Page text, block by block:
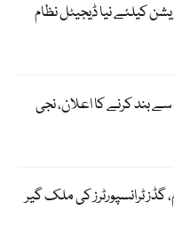
آپریشن کیلئے نیا ڈیجیٹل نظام
11 اگست سے بند کرنے کا اعلان، نجی
ٹرانسپورٹرز کی ملک گیر